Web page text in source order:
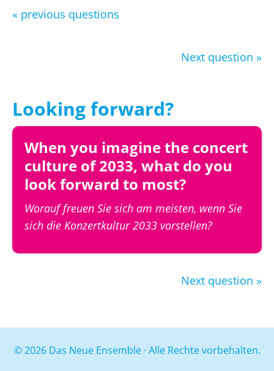
« previous questions
Next question »
Looking forward?
When you imagine the concert
culture of 2033, what do you
look forward to most?
Worauf freuen Sie sich am meisten, wenn Sie
sich die Konzertkultur 2033 vorstellen?
Next question »
© 2026 Das Neue Ensemble · Alle Rechte vorbehalten.